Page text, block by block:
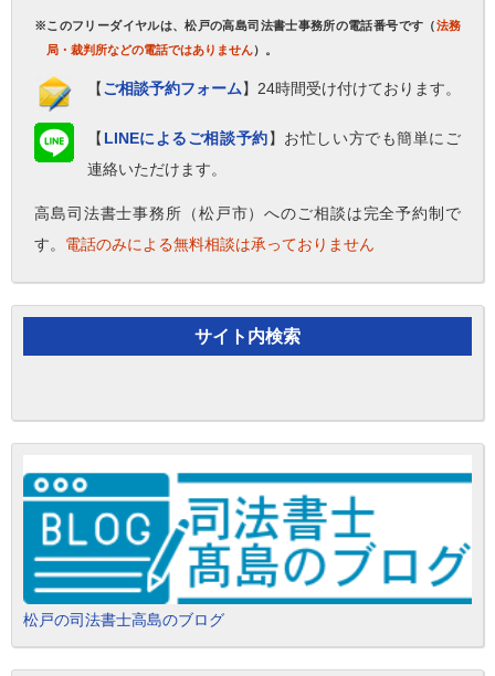
※このフリーダイヤルは、松戸の高島司法書士事務所の電話番号です（法務
局・裁判所などの電話ではありません）。
【ご相談予約フォーム】24時間受け付けております。
【 LINEによるご相談予約】お忙しい方でも簡単にご
連絡いただけます。
高島司法書士事務所（松戸市）へのご相談は完全予約制で
す。 電話のみによる無料相談は承っておりません
サイト内検索
松戸の司法書士高島のブログ